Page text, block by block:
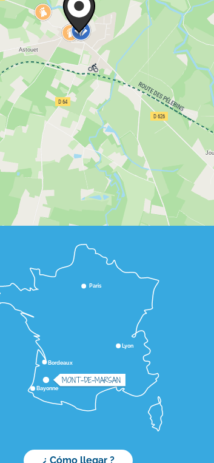
Lyon
Bordeaux
Paris
Bayonne
MONT-DE-MARSAN
¿ Cómo llegar ?